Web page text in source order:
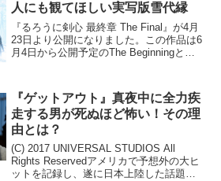
人にも観てほしい実写版雪代縁
『るろうに剣心 最終章 The Final』が4月
23日より公開になりました。この作品は6
月4日から公開予定のThe Beginningとの
The Beginnin...
『ゲットアウト』真夜中に全力疾
走する男が死ぬほど怖い！その理
由とは？
(C) 2017 UNIVERSAL STUDIOS All
Rights Reservedアメリカで予想外の大ヒ
ットを記録し、遂に日本上陸した話題作